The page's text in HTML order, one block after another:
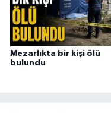
Mezarlıkta bir kişi ölü
bulundu